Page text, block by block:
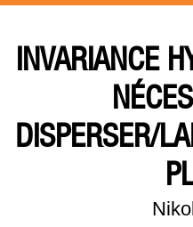
INVARIANCE
DISPERSER/